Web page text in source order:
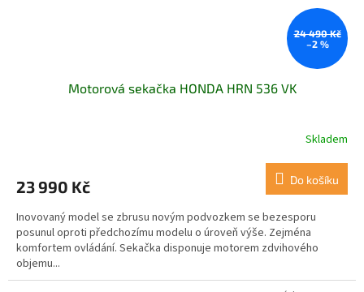
24 490 Kč
–2 %
Motorová sekačka HONDA HRN 536 VK
Skladem
23 990 Kč Do košíku
Inovovaný model se zbrusu novým podvozkem se bezesporu
posunul oproti předchozímu modelu o úroveň výše. Zejména
komfortem ovládání. Sekačka disponuje motorem zdvihového
objemu...